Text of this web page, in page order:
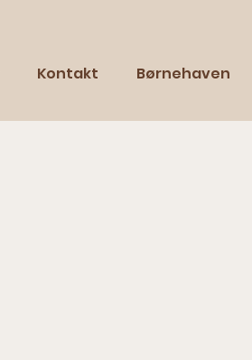
Kontakt Børnehaven